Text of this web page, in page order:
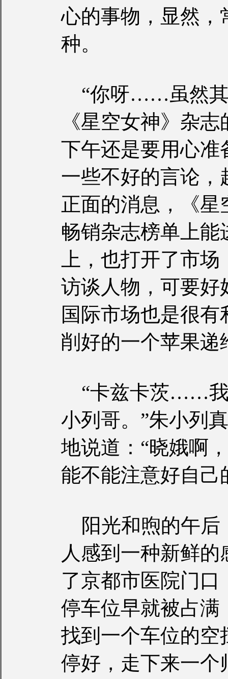
心的事物，显然，
种。
“你呀……虽然其
《星空女神》杂
下午还是要用心准
一些不好的言论，
正面的消息，《
畅销杂志榜单上
上，也打开了市
访谈人物，可要好
国际市场也是很
削好的一个苹果递
“卡兹卡茨……
小列哥。”朱小列
地说道：“晓娥啊
能不能注意好自己
阳光和煦的午后
人感到一种新鲜
了京都市医院门
停车位早就被占满
找到一个车位的空
停好，走下来一个